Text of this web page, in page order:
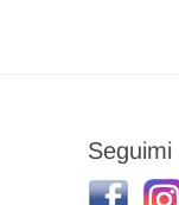
Seguimi